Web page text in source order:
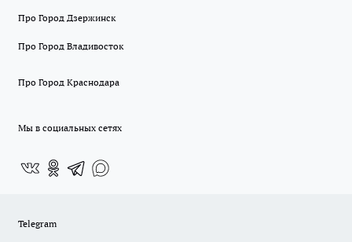
Про Город Дзержинск
Про Город Владивосток
Про Город Краснодара
Мы в социальных сетях
Telegram